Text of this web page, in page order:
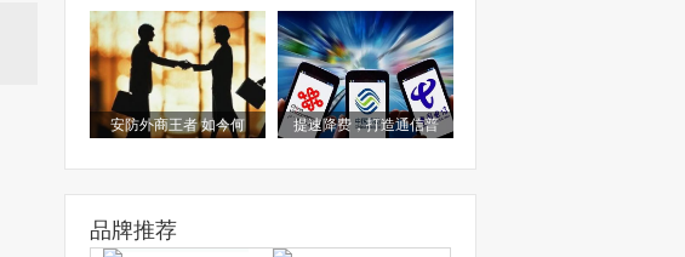
安防外商王者 如今何 提速降费，打造通信普
品牌推荐